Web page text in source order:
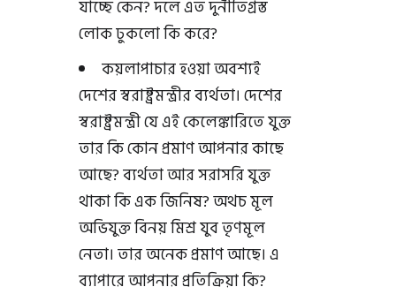
যাচ্ছে কেন? দলে এত দুর্নীতিগ্রস্ত
লোক ঢুকলো কি করে?
কয়লাপাচার হওয়া অবশ্যই
দেশের স্বরাষ্ট্রমন্ত্রীর ব্যর্থতা। দেশের
স্বরাষ্ট্রমন্ত্রী যে এই কেলেঙ্কারিতে যুক্ত
তার কি কোন প্রমাণ আপনার কাছে
আছে? ব্যর্থতা আর সরাসরি যুক্ত
থাকা কি এক জিনিষ? অথচ মূল
অভিযুক্ত বিনয় মিশ্র যুব তৃণমূল
নেতা। তার অনেক প্রমাণ আছে। এ
ব্যাপারে আপনার প্রতিক্রিয়া কি?